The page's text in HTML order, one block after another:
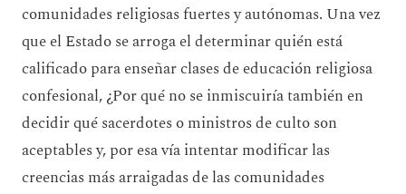
comunidades religiosas fuertes y autónomas. Una vez
que el Estado se arroga el determinar quién está
calificado para enseñar clases de educación religiosa
confesional, ¿Por qué no se inmiscuiría también en
decidir qué sacerdotes o ministros de culto son
aceptables y, por esa vía intentar modificar las
creencias más arraigadas de las comunidades